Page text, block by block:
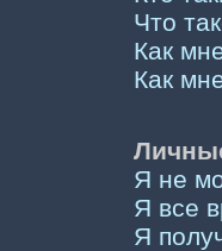
Что
Как
Как
Я не
Я все
Я